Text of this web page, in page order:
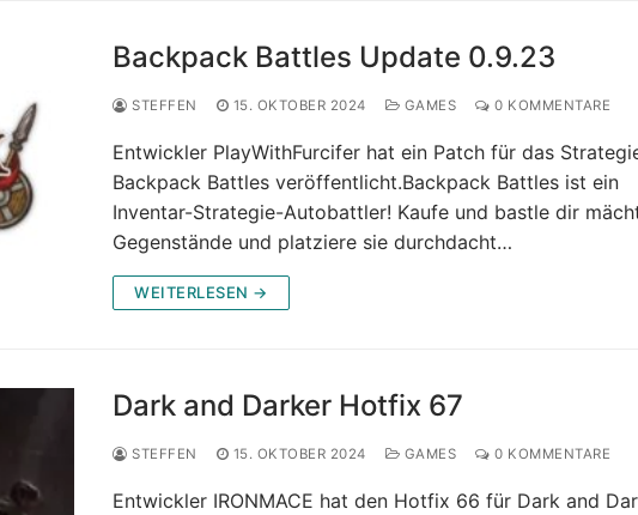
Backpack Battles Update 0.9.23
STEFFEN 15. OKTOBER 2024 GAMES 0 KOMMENTARE
Entwickler PlayWithFurcifer hat ein Patch für das
Backpack Battles veröffentlicht.Backpack Battles ist ein
Inventar-Strategie-Autobattler! Kaufe und bastle dir
Gegenstände und platziere sie durchdacht…
WEITERLESEN →
Dark and Darker Hotfix 67
STEFFEN 15. OKTOBER 2024 GAMES 0 KOMMENTARE
Entwickler IRONMACE hat den Hotfix 66 für Dark and